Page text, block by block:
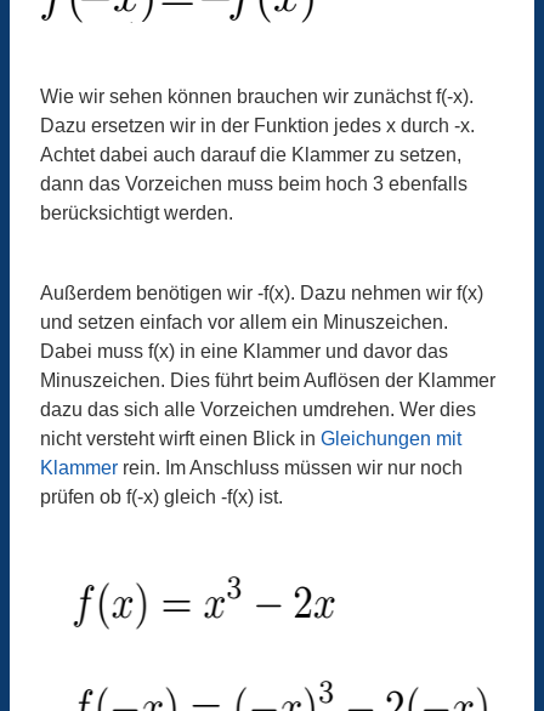
Wie wir sehen können brauchen wir zunächst f(-x).
Dazu ersetzen wir in der Funktion jedes x durch -x.
Achtet dabei auch darauf die Klammer zu setzen,
dann das Vorzeichen muss beim hoch 3 ebenfalls
berücksichtigt werden.
Außerdem benötigen wir -f(x). Dazu nehmen wir f(x)
und setzen einfach vor allem ein Minuszeichen.
Dabei muss f(x) in eine Klammer und davor das
Minuszeichen. Dies führt beim Auflösen der Klammer
dazu das sich alle Vorzeichen umdrehen. Wer dies
nicht versteht wirft einen Blick in Gleichungen mit
Klammer rein. Im Anschluss müssen wir nur noch
prüfen ob f(-x) gleich -f(x) ist.